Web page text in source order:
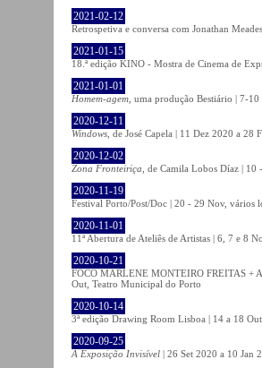
2021-02-12
Retrospetiva e conversa com Jonathan
2021-01-15
18.ª edição KINO - Mostra de Cinema de
2021-01-01
Homem-agem , uma produção Bestiário | 7-
2020-12-11
Windows , de José Capela | 11 Dez 2020 a
2020-12-02
Zona Fronteiriça , de Camila Lobos Díaz |
2020-11-19
Festival Porto/Post/Doc | 20 - 29 Nov, vários
2020-11-01
11ª Abertura de Ateliês de Artistas | 6, 7 e 8
2020-10-21
FOCO MARLENE MONTEIRO FREITAS +
Out, Teatro Municipal do Porto
2020-10-14
3ª edição Drawing Room Lisboa | 14 a 18
2020-09-25
A Exposição Invisível | 26 Set 2020 a 10 Jan